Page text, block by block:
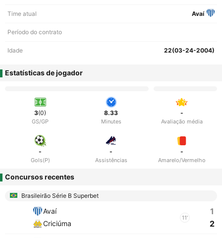
Time atual Avaí
Período do contrato
Idade 22(03-24-2004)
Estatísticas de jogador
3(0)
GS/GP
8.33
Minutes
-
Avaliação média
-
Gols(P)
-
Assistências
-
Amarelo/Vermelho
Concursos recentes
Brasileirão Série B Superbet
Avaí
Criciúma
11'
1
2